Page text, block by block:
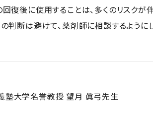
復後に使用することは、多くのリスクが
断は避けて、薬剤師に相談するようにし
塾大学名誉教授 望月 眞弓先生